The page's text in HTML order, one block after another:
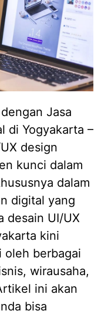
Jasa
di Yogyakarta –
design
kunci dalam
dalam
digital yang
desain UI/UX
kini
oleh berbagai
wirausaha,
ini akan
bisa